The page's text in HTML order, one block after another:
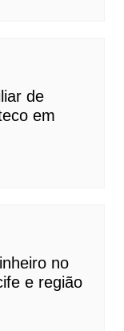
de
em
no
e região